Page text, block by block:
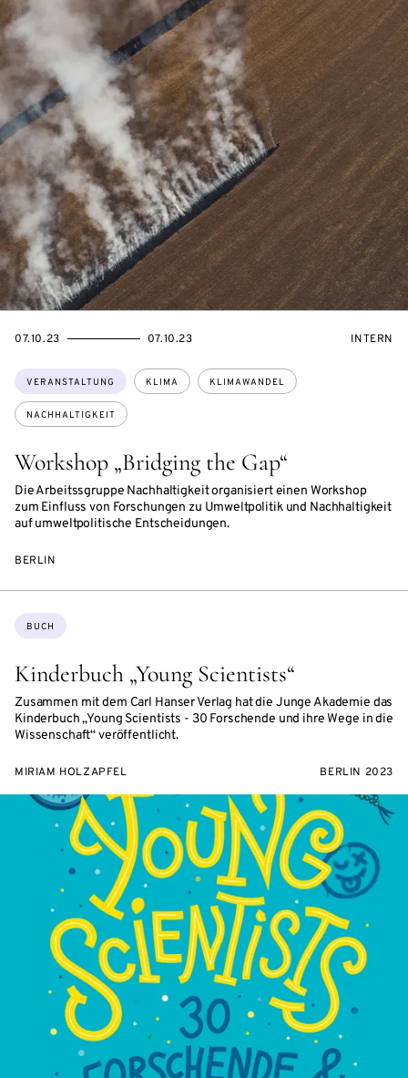
Workshop „Bridging the Gap“
Die Arbeitssgruppe Nachhaltigkeit organisiert einen Workshop
zum Einfluss von Forschungen zu Umweltpolitik und Nachhaltigkeit
auf umweltpolitische Entscheidungen.
Themen:
VERANSTALTUNG KLIMA KLIMAWANDEL
NACHHALTIGKEIT
EVENTBEGINSON
07.10.23
EVENTENDSON 07.10.23 INTERN
BERLIN
Kinderbuch „Young Scientists“
Zusammen mit dem Carl Hanser Verlag hat die Junge Akademie das
Kinderbuch „Young Scientists - 30 Forschende und ihre Wege in die
Wissenschaft“ veröffentlicht.
Themen:
BUCH
MIRIAM HOLZAPFEL BERLIN 2023